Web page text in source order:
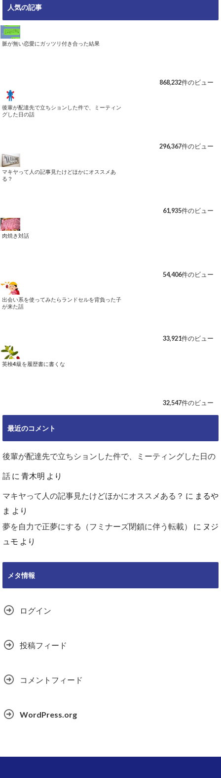
ー
人気の記事
脈が無い恋愛にガッツリ付き合った結果
868,232件のビュー
後輩が配達先で立ちションした件で、ミーティン
グした日の話
296,367件のビュー
マキヤって人の記事見たけどほかにオススメあ
る？
61,935件のビュー
肉焼き対話
54,406件のビュー
出会い系を使ってみたらランドセルを背負った子
が来た話
33,921件のビュー
英検4級を履歴書に書くな
32,547件のビュー
最近のコメント
後輩が配達先で立ちションした件で、ミーティングした日の
話 に 青木明 より
マキヤって人の記事見たけどほかにオススメある？ に まるや
ま より
夢を自力で正夢にする（フミナーズ閉鎖に伴う転載）
に ヌジ
ュモ より
メタ情報
ログイン
投稿フィード
コメントフィード
WordPress.org